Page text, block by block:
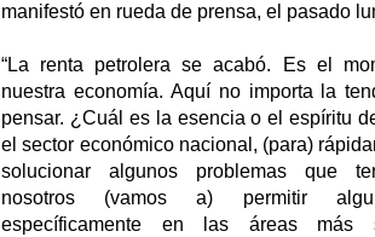
manifestó en rueda de prensa, el pasado
“La renta petrolera se acabó. Es el
nuestra economía. Aquí no importa la
pensar. ¿Cuál es la esencia o el espíritu
el sector económico nacional, (para)
solucionar algunos problemas que
nosotros (vamos a) permitir
específicamente en las áreas más